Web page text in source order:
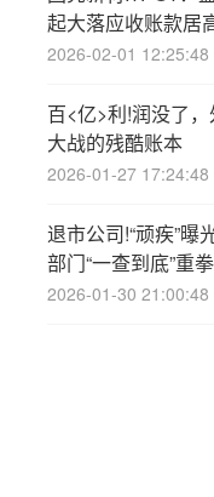
起大落应收账款居
实控人认定存疑
2026-02-01 12:25:48
百<亿>利!润没了，
大战的残酷账本
2026-01-27 17:24:48
退市公司!“顽疾”曝
部门“一查到底”重
2026-01-30 21:00:48